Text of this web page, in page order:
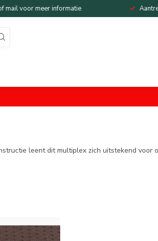
mail voor meer informatie
leent dit multiplex zich uitstekend voor